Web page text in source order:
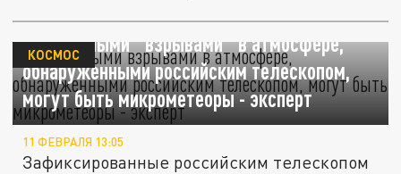
Загадочными "взрывами" в атмосфере,
обнаруженными российским телескопом,
могут быть микрометеоры - эксперт
КОСМОС
11 ФЕВРАЛЯ 13:05
Зафиксированные российским телескопом